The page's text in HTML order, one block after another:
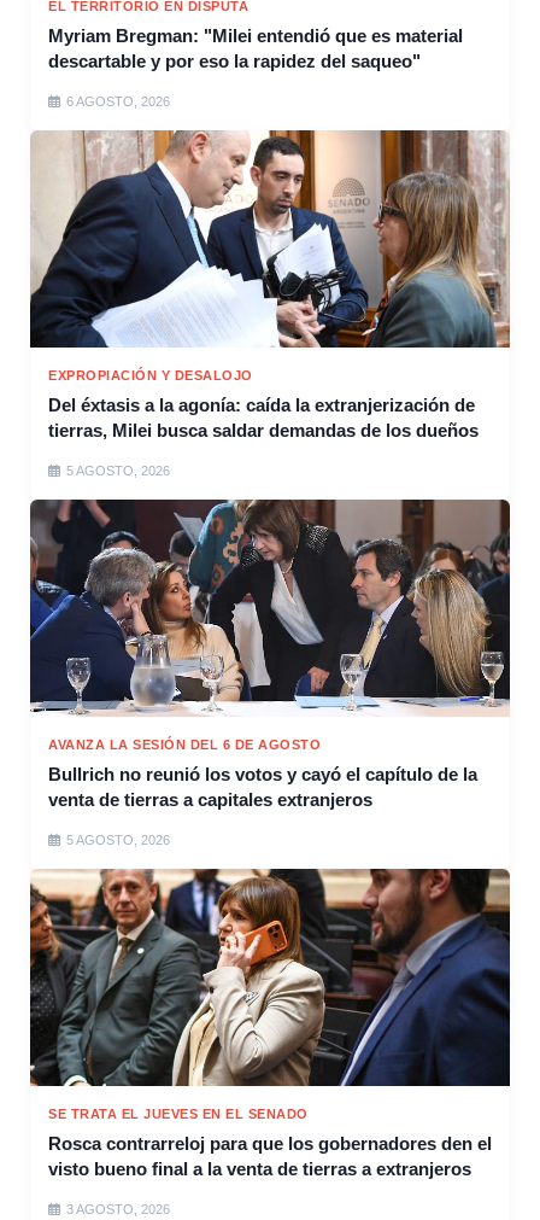
EL TERRITORIO EN DISPUTA
Myriam Bregman: "Milei entendió que es material
descartable y por eso la rapidez del saqueo"
6 AGOSTO, 2026
EXPROPIACIÓN Y DESALOJO
Del éxtasis a la agonía: caída la extranjerización de
tierras, Milei busca saldar demandas de los dueños
5 AGOSTO, 2026
AVANZA LA SESIÓN DEL 6 DE AGOSTO
Bullrich no reunió los votos y cayó el capítulo de la
venta de tierras a capitales extranjeros
5 AGOSTO, 2026
SE TRATA EL JUEVES EN EL SENADO
Rosca contrarreloj para que los gobernadores den el
visto bueno final a la venta de tierras a extranjeros
3 AGOSTO, 2026